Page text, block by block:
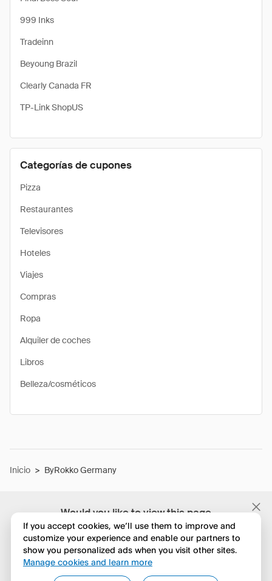
Would you like to view this page
in English?
No, seguir navegando
999 Inks
Tradeinn
Beyoung Brazil
Clearly Canada FR
TP-Link ShopUS
Categorías de cupones
Pizza
Restaurantes
Televisores
Hoteles
Viajes
Compras
Ropa
Alquiler de coches
Libros
Belleza/cosméticos
Inicio > ByRokko Germany
If you accept cookies, we’ll use them to improve and
customize your experience and enable our partners to
show you personalized ads when you visit other sites.
Manage cookies and learn more